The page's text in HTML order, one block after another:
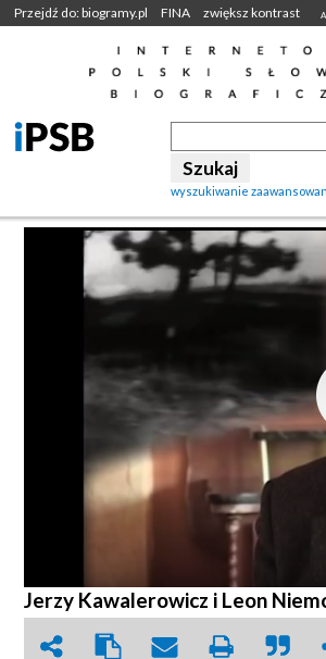
Przejdź do: biogramy.pl FINA zwiększ kontrast A
wyszukiwanie
Jerzy Kawalerowicz i Leon